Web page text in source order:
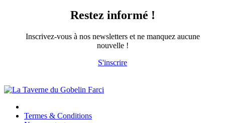
Restez informé !
Inscrivez-vous à nos newsletters et ne manquez aucune
nouvelle !
S'inscrire
Termes & Conditions